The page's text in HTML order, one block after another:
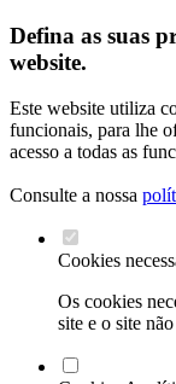
Defina as suas
website.
Este website utiliza
funcionais, para lhe
acesso a todas as
Consulte a nossa
Cookies
Os cookies
site e o site